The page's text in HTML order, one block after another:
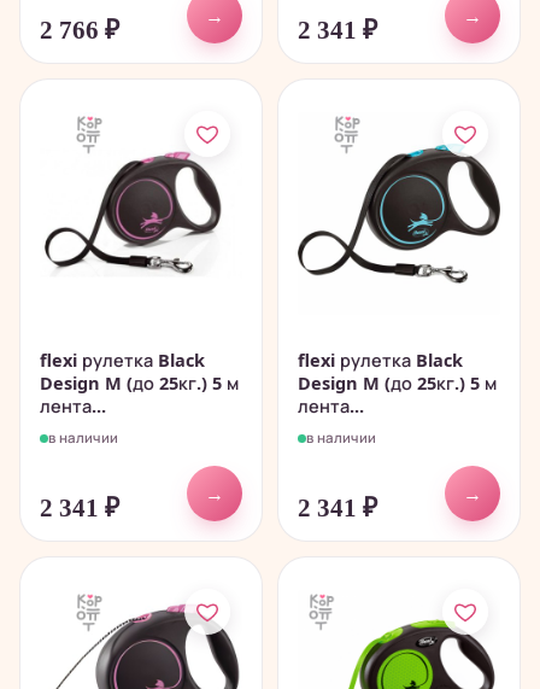
2 766 ₽
→
2 341 ₽
→
flexi рулетка Black
Design M (до 25кг.) 5 м
лента...
в наличии
2 341 ₽
→
flexi рулетка Black
Design M (до 25кг.) 5 м
лента...
в наличии
2 341 ₽
→